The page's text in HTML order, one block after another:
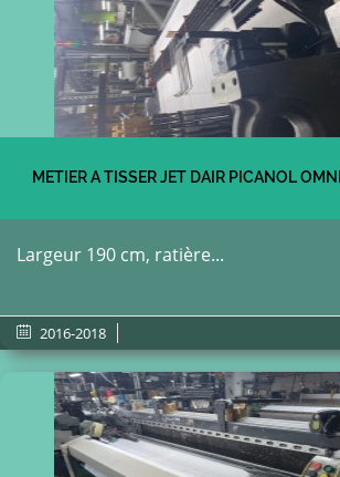
METIER A TISSER JET DAIR PICANOL
Largeur 190 cm, ratière...
2016-2018